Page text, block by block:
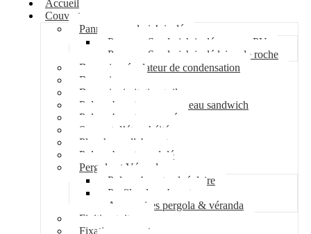
Accueil
Couverture
Panneau sandwich isolé
Panneau Sandwich isolé mousse PU
Panneau Sandwich isolé laine de roche
Bac acier régulateur de condensation
Bac acier sec
Bac acier imitation tuile
Polycarbonate pour panneau sandwich
Polycarbonate nervuré
Support d’étanchéité
Plancher collaborant
Polycarbonate ondulé
Pergola et Véranda
Polycarbonate alvéolaire
Profil polycarbonate
Accessoires pergola & véranda
Finition toiture
Fixation couverture